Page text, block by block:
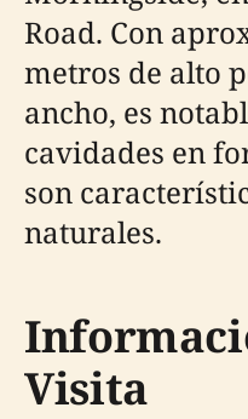
Road. Con
metros de alto
ancho, es
cavidades en
son
naturales.
Visita